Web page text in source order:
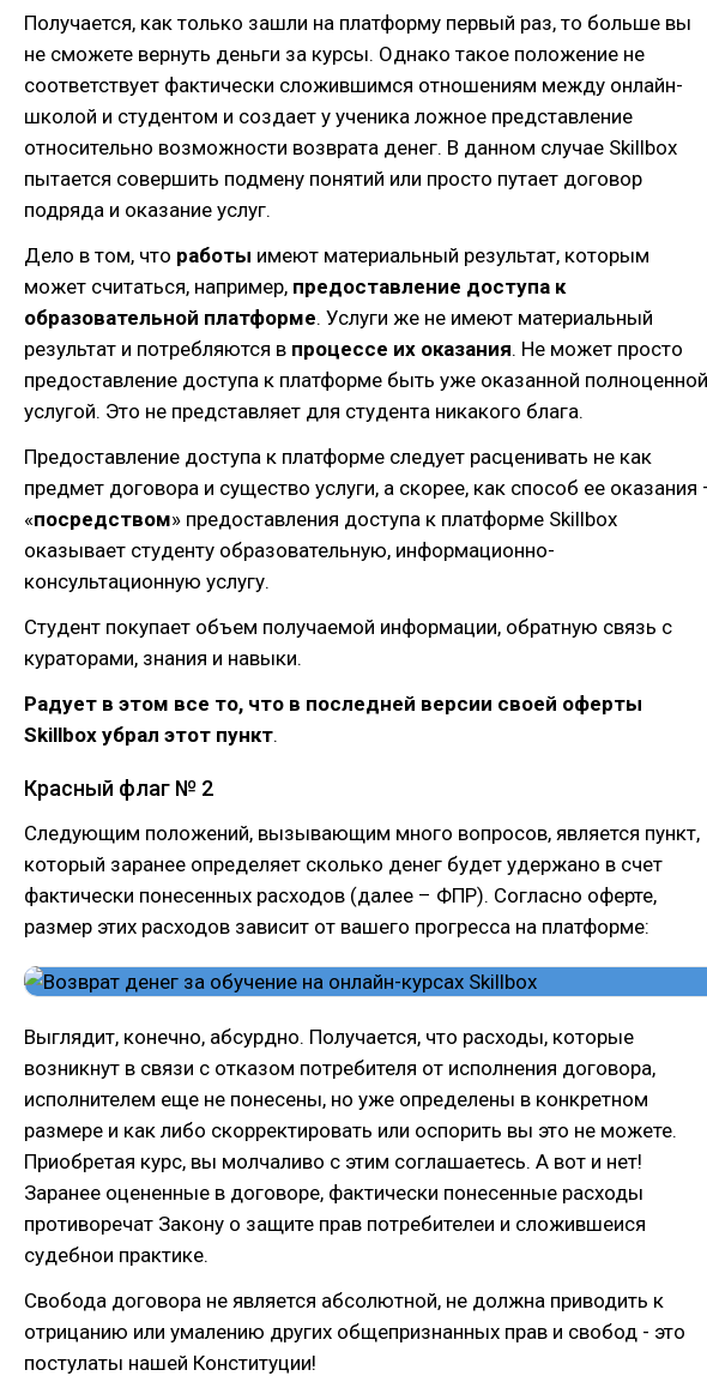
Получается, как только зашли на платформу первый раз, то больше вы
не сможете вернуть деньги за курсы. Однако такое положение не
соответствует фактически сложившимся отношениям между онлайн-
школой и студентом и создает у ученика ложное представление
относительно возможности возврата денег. В данном случае Skillbox
пытается совершить подмену понятий или просто путает договор
подряда и оказание услуг.
Дело в том, что работы имеют материальный результат, которым
может считаться, например, предоставление доступа к
образовательной платформе. Услуги же не имеют материальный
результат и потребляются в процессе их оказания. Не может просто
предоставление доступа к платформе быть уже оказанной полноценной
услугой. Это не представляет для студента никакого блага.
Предоставление доступа к платформе следует расценивать не как
предмет договора и существо услуги, а скорее, как способ ее оказания
«посредством» предоставления доступа к платформе Skillbox
оказывает студенту образовательную, информационно-
консультационную услугу.
Студент покупает объем получаемой информации, обратную связь с
кураторами, знания и навыки.
Радует в этом все то, что в последней версии своей оферты
Skillbox убрал этот пункт.
Красный флаг № 2
Следующим положений, вызывающим много вопросов, является пункт,
который заранее определяет сколько денег будет удержано в счет
фактически понесенных расходов (далее – ФПР). Согласно оферте,
размер этих расходов зависит от вашего прогресса на платформе:
Выглядит, конечно, абсурдно. Получается, что расходы, которые
возникнут в связи с отказом потребителя от исполнения договора,
исполнителем еще не понесены, но уже определены в конкретном
размере и как либо скорректировать или оспорить вы это не можете.
Приобретая курс, вы молчаливо с этим соглашаетесь. А вот и нет!
Заранее оцененные в договоре, фактически понесенные расходы
противоречат Закону о защите прав потребителеи и сложившеися
судебнои практике.
Свобода договора не является абсолютной, не должна приводить к
отрицанию или умалению других общепризнанных прав и свобод - это
постулаты нашей Конституции!